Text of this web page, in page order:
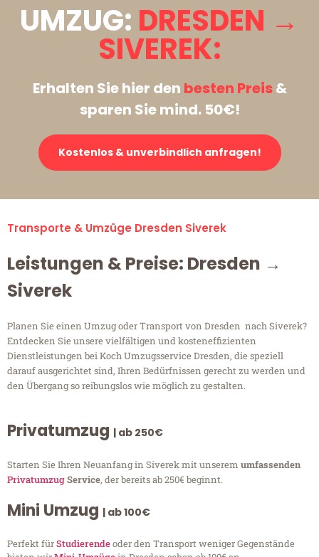
UMZUG: DRESDEN →
SIVEREK:
Erhalten Sie hier den besten Preis&
sparen Sie mind. 50€!
Kostenlos & unverbindlich anfragen!
Transporte & Umzüge Dresden Siverek
Leistungen & Preise: Dresden →
Siverek
Planen Sie einen Umzug oder Transport von Dresden nach Siverek?
Entdecken Sie unsere vielfältigen und kosteneffizienten
Dienstleistungen bei Koch Umzugsservice Dresden, die speziell
darauf ausgerichtet sind, Ihren Bedürfnissen gerecht zu werden und
den Übergang so reibungslos wie möglich zu gestalten.
Privatumzug | ab 250€
Starten Sie Ihren Neuanfang in Siverek mit unserem umfassenden
PrivatumzugService, der bereits ab 250€ beginnt.
Mini Umzug | ab 100€
Perfekt fürStudierendeoder den Transport weniger Gegenstände